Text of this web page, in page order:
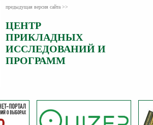
предыдущая версия сайта >>
ЦЕНТР
ПРИКЛАДНЫХ
ИССЛЕДОВАНИЙ И
ПРОГРАММ